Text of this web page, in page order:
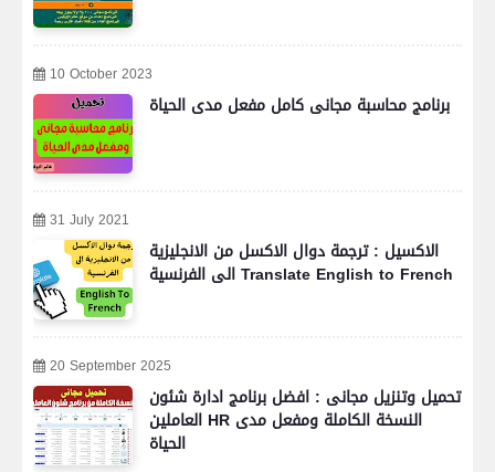
10 October 2023
برنامج محاسبة مجانى كامل مفعل مدى الحياة
31 July 2021
الاكسيل : ترجمة دوال الاكسل من الانجليزية
الى الفرنسية Translate English to French
20 September 2025
تحميل وتنزيل مجانى : افضل برنامج ادارة شئون
العاملين HR النسخة الكاملة ومفعل مدى
الحياة